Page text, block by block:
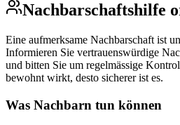
Nachbarschaftshilfe
Eine aufmerksame Nachbarschaft ist
Informieren Sie vertrauenswürdige
und bitten Sie um regelmässige
bewohnt wirkt, desto sicherer ist es.
Was Nachbarn tun können